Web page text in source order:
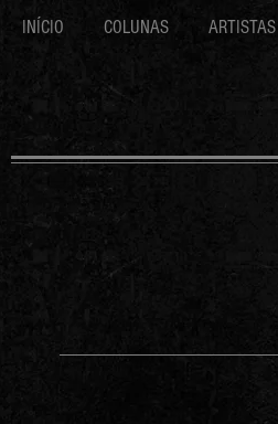
INÍCIO COLUNAS ARTISTAS